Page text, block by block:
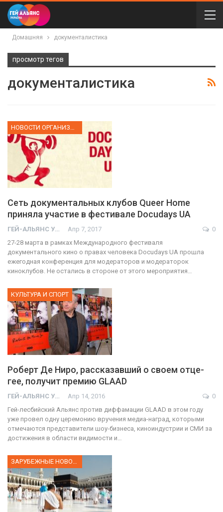
Домашняя документалистика
просмотр тегов
документалистика
Сеть документальных клубов Queer Home
приняла участие в фестивале Docudays UA
ГЕЙ-АЛЬЯНС УКРАИНА Апр 7, 2017
0
27-28 марта в рамках Международного фестиваля
документального кино о правах человека Docudays UA прошла
ежегодная конференция для модераторов и модераторок
киноклубов. Не остались в стороне от этого мероприятия…
КУЛЬТУРА И СПОРТ
Роберт Де Ниро, рассказавший о своем отце-
гее, получит премию GLAAD
ГЕЙ-АЛЬЯНС УКРАИНА Апр 14, 2016
0
Гей-лесбийский Альянс против диффамации GLAAD в этом году
уже провел одну церемонию вручения медиа-наград, которыми
отмечаются представители шоу-бизнеса, киноиндустрии и СМИ за
достижения в области видимости и…
ЗАРУБЕЖНЫЕ НОВОСТИ